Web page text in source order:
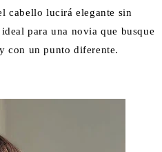
cabello lucirá elegante sin
para una novia que busque
con un punto diferente.